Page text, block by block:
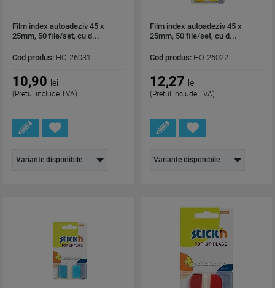
Film index autoadeziv 45 x
25mm, 50 file/set, cu d...
Cod produs: HO-26031
10,90 lei
(Pretul include TVA)
Variante disponibile
Film index autoadeziv 45 x
25mm, 50 file/set, cu d...
Cod produs: HO-26022
12,27 lei
(Pretul include TVA)
Variante disponibile